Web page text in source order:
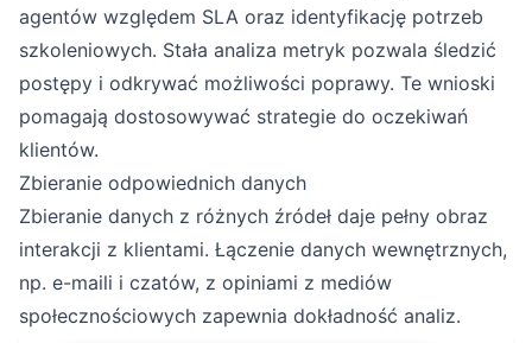
agentów względem SLA oraz identyfikację potrzeb
szkoleniowych. Stała analiza metryk pozwala śledzić
postępy i odkrywać możliwości poprawy. Te wnioski
pomagają dostosowywać strategie do oczekiwań
klientów.
Zbieranie odpowiednich danych
Zbieranie danych z różnych źródeł daje pełny obraz
interakcji z klientami. Łączenie danych wewnętrznych,
np. e-maili i czatów, z opiniami z mediów
społecznościowych zapewnia dokładność analiz.